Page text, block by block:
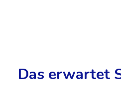
Das erwartet